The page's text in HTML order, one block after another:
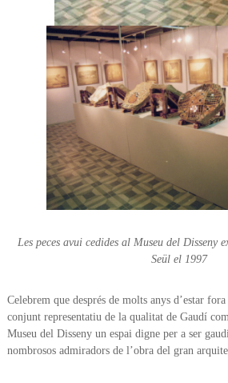
Les peces avui cedides al Museu del Disseny
Seül el 1997
Celebrem que després de molts anys d’estar
conjunt representatiu de la qualitat de Gaudí
Museu del Disseny un espai digne per a ser
nombrosos admiradors de l’obra del gran